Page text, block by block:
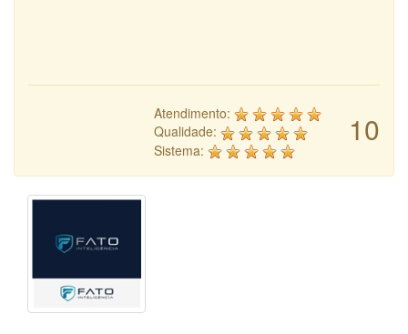
10
Atendimento:
Qualidade:
Sistema: